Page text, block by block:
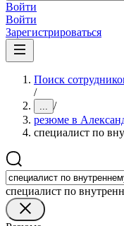
Войти
Войти
Зарегистрироваться
Поиск
/
... /
резюме в
специалист по
специалист по